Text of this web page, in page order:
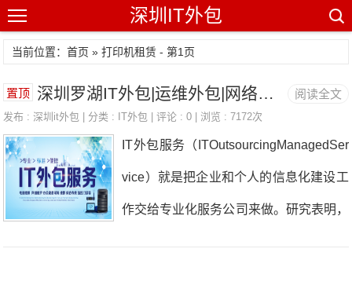
深圳IT外包
当前位置：首页 » 打印机租赁 - 第1页
阅读全文
置顶 深圳罗湖IT外包|运维外包|网络维护公司
发布 : 深圳it外包 | 分类 : IT外包 | 评论 : 0 | 浏览 : 7172次
IT外包服务（ITOutsourcingManagedSer
vice）就是把企业和个人的信息化建设工
作交给专业化服务公司来做。研究表明，